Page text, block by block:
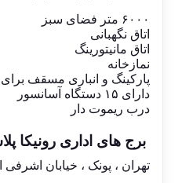
۶۰۰۰ متر فضای سبز
اتاق نگهبانی
اتاق مانیتورینگ
نمازخانه
پارکینگ و انباری مسقف
دارای ۱۵ دستگاه آسانسور
درب ریموت دار
برج های اداری رونیکا
تهران ، پونک ، خیابان اشرفی